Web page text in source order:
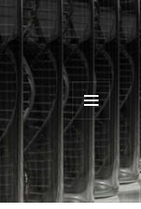
MENU
WIDGETY